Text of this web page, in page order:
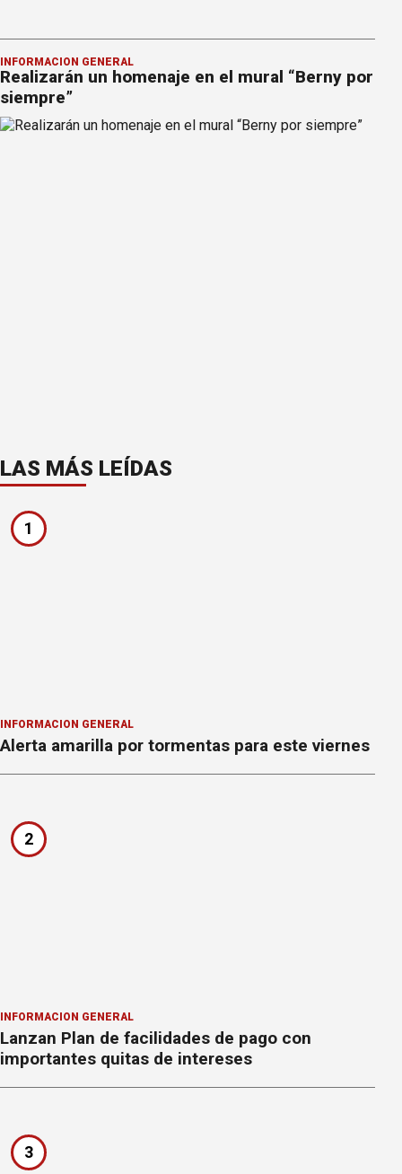
INFORMACION GENERAL
Realizarán un homenaje en el mural “Berny por
siempre”
LAS MÁS LEÍDAS
1
INFORMACION GENERAL
Alerta amarilla por tormentas para este viernes
2
INFORMACION GENERAL
Lanzan Plan de facilidades de pago con
importantes quitas de intereses
3